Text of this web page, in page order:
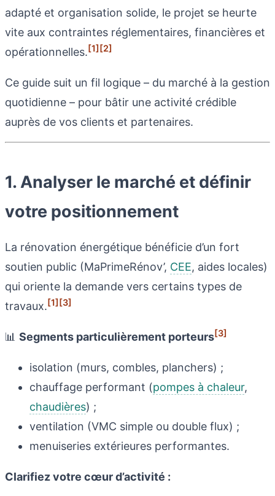
adapté et organisation solide, le projet se heurte
vite aux contraintes réglementaires, financières et
opérationnelles.[1][2]
Ce guide suit un fil logique – du marché à la gestion
quotidienne – pour bâtir une activité crédible
auprès de vos clients et partenaires.
1. Analyser le marché et définir
votre positionnement
La rénovation énergétique bénéficie d’un fort
soutien public (MaPrimeRénov’, CEE, aides locales)
qui oriente la demande vers certains types de
travaux.[1][3]
📊 Segments particulièrement porteurs[3]
isolation (murs, combles, planchers) ;
chauffage performant (pompes à chaleur,
chaudières) ;
ventilation (VMC simple ou double flux) ;
menuiseries extérieures performantes.
Clarifiez votre cœur d’activité :